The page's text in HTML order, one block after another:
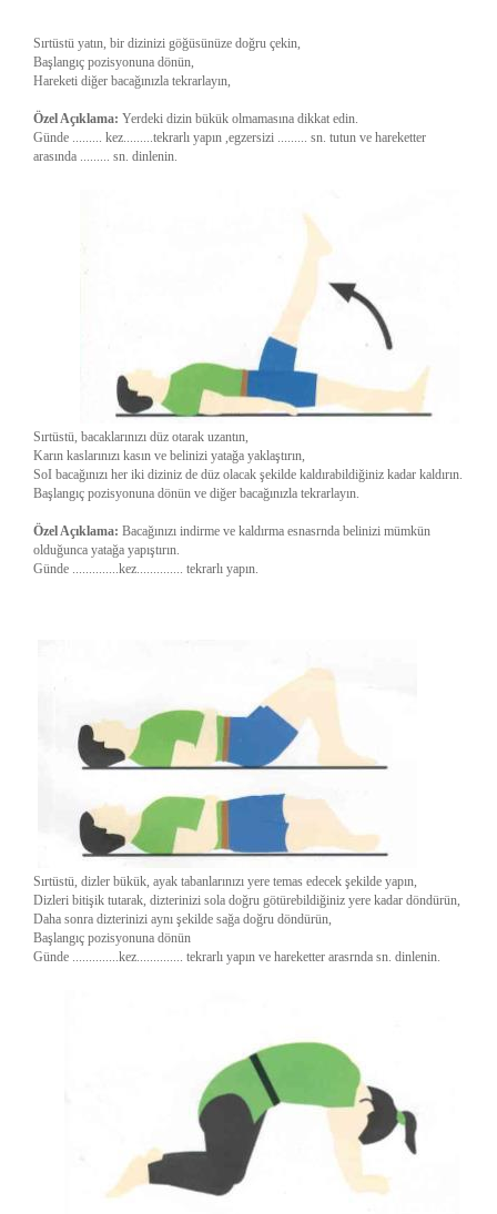
Sırtüstü yatın, bir dizinizi göğüsünüze doğru çekin,
Başlangıç pozisyonuna dönün,
Hareketi diğer bacağınızla tekrarlayın,
Özel Açıklama: Yerdeki dizin bükük olmamasına dikkat edin.
Günde ......... kez.........tekrarlı yapın ,egzersizi ......... sn. tutun ve hareketter
arasında ......... sn. dinlenin.
Sırtüstü, bacaklarınızı düz otarak uzantın,
Karın kaslarınızı kasın ve belinizi yatağa yaklaştırın,
SoI bacağınızı her iki diziniz de düz olacak şekilde kaldırabildiğiniz kadar kaldırın.
Başlangıç pozisyonuna dönün ve diğer bacağınızla tekrarlayın.
Özel Açıklama: Bacağınızı indirme ve kaldırma esnasrnda belinizi mümkün
olduğunca yatağa yapıştırın.
Günde ..............kez.............. tekrarlı yapın.
Sırtüstü, dizler bükük, ayak tabanlarınızı yere temas edecek şekilde yapın,
Dizleri bitişik tutarak, dizterinizi sola doğru götürebildiğiniz yere kadar döndürün,
Daha sonra dizterinizi aynı şekilde sağa doğru döndürün,
Başlangıç pozisyonuna dönün
Günde ..............kez.............. tekrarlı yapın ve hareketter arasrnda sn. dinlenin.